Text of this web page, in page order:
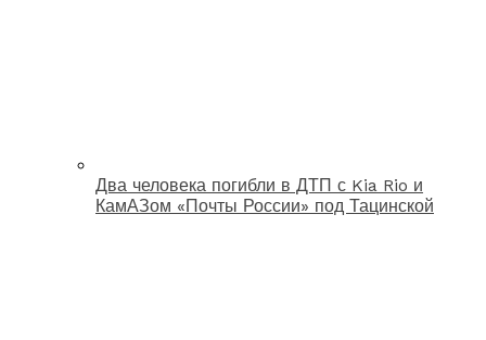
Два человека погибли в ДТП с Kia Rio и
КамАЗом «Почты России» под Тацинской